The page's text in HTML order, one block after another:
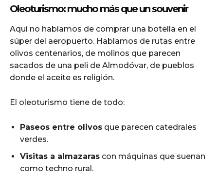
Oleoturismo: mucho más que un souvenir
Aquí no hablamos de comprar una botella en el
súper del aeropuerto. Hablamos de rutas entre
olivos centenarios, de molinos que parecen
sacados de una peli de Almodóvar, de pueblos
donde el aceite es religión.
El oleoturismo tiene de todo:
Paseos entre olivos que parecen catedrales
verdes.
Visitas a almazaras con máquinas que suenan
como techno rural.